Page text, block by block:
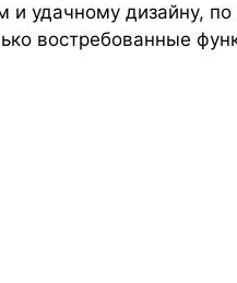
и удачному дизайну, по
востребованные